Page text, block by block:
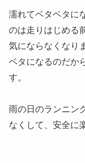
濡れてベタベタ
のは走りはじめる
気にならなくなり
ベタになるのだか
す。
雨の日のランニン
なくして、安全に